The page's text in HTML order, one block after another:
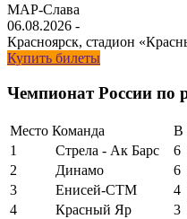
МАР-Слава
06.08.2026 -
Красноярск, стадион
Купить билеты
Чемпионат России по
Место Команда В
1
Стрела - Ак Барс 6
2
Динамо 6
3
Енисей-СТМ 4
4
Красный Яр 3